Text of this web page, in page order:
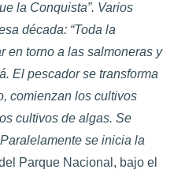
la Conquista”. Varios
década: “Toda la
en torno a las salmoneras y
El pescador se transforma
comienzan los cultivos
cultivos de algas. Se
se inicia la
Parque Nacional, bajo el